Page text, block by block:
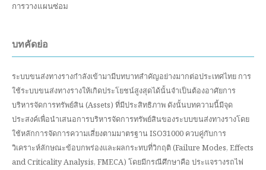
การวางแผนซ่อม
บทคัดย่อ
ระบบขนส่งทางรางกำลังเข้ามามีบทบาทสำคัญอย่างมากต่อประเทศไทย การ
ใช้ระบบขนส่งทางรางให้เกิดประโยชน์สูงสุดได้นั้นจำเป็นต้องอาศัยการ
บริหารจัดการทรัพย์สิน (Assets) ที่มีประสิทธิภาพ ดังนั้นบทความนี้มีจุด
ประสงค์เพื่อนำเสนอการบริหารจัดการทรัพย์สินของระบบขนส่งทางรางโดย
ใช้หลักการจัดการความเสี่ยงตามมาตรฐาน ISO31000 ควบคู่กับการ
วิเคราะห์ลักษณะข้อบกพร่องและผลกระทบที่วิกฤติ (Failure Modes, Effects
and Criticality Analysis, FMECA) โดยมีกรณีศึกษาคือ ประแจรางรถไฟ